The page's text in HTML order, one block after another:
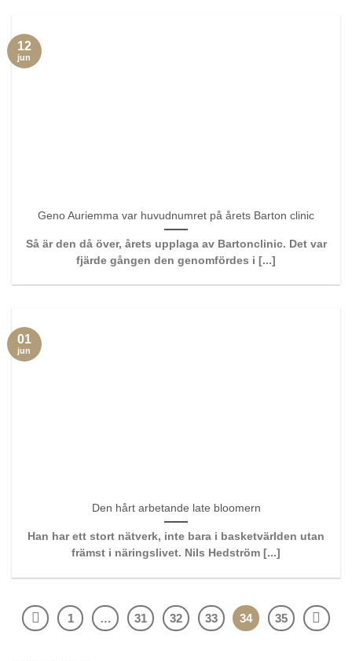
Geno Auriemma var huvudnumret på årets Barton clinic
Så är den då över, årets upplaga av Bartonclinic. Det var
fjärde gången den genomfördes i [...]
12
jun
Den hårt arbetande late bloomern
Han har ett stort nätverk, inte bara i basketvärlden utan
främst i näringslivet. Nils Hedström [...]
01
jun
1 … 31 32 33 34 35